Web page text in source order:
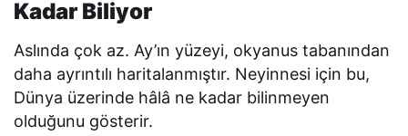
Kadar Biliyor
Aslında çok az. Ay’ın yüzeyi, okyanus tabanından
daha ayrıntılı haritalanmıştır. Neyinnesi için bu,
Dünya üzerinde hâlâ ne kadar bilinmeyen
olduğunu gösterir.